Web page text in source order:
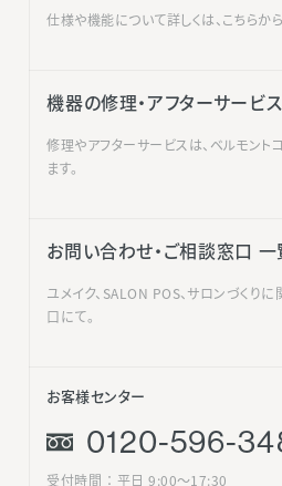
仕様や機能について詳しくは、こちらか
機器の修理・アフターサービス
修理やアフターサービスは、ベルモント
ます。
お問い合わせ・ご相談窓口 一
ユメイク、SALON POS、サロンづくり
口にて。
お客様センター
0120-596-
受付時間 ： 平日 9:00〜17:30